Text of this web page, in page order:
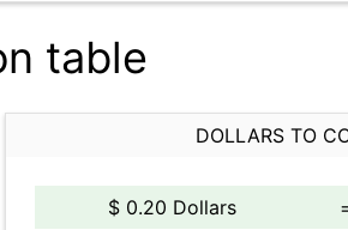
table
DOLLARS TO
$ 0.20 Dollars